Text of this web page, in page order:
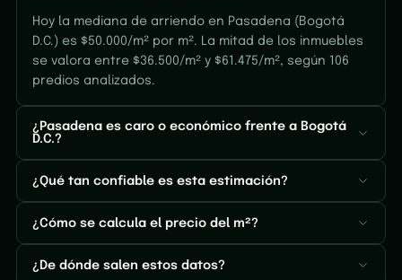
Hoy la mediana de arriendo en Pasadena (Bogotá
D.C.) es $50.000/m² por m². La mitad de los inmuebles
se valora entre $36.500/m² y $61.475/m², según 106
predios analizados.
¿Pasadena es caro o económico frente a Bogotá
D.C.?
¿Qué tan confiable es esta estimación?
¿Cómo se calcula el precio del m²?
¿De dónde salen estos datos?